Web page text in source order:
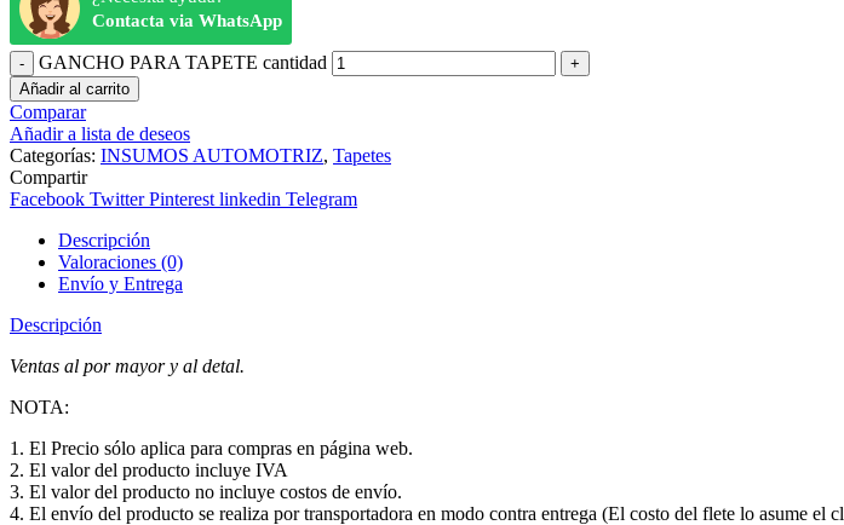
Contacta via WhatsApp
GANCHO PARA TAPETE cantidad
Añadir al carrito
Comparar
Añadir a lista de deseos
Categorías: INSUMOS AUTOMOTRIZ, Tapetes
Compartir
Facebook Twitter Pinterest linkedin Telegram
Descripción
Valoraciones (0)
Envío y Entrega
Descripción
Ventas al por mayor y al detal.
NOTA:
1. El Precio sólo aplica para compras en página web.
2. El valor del producto incluye IVA
3. El valor del producto no incluye costos de envío.
4. El envío del producto se realiza por transportadora en modo contra entrega (El costo del flete lo asume el